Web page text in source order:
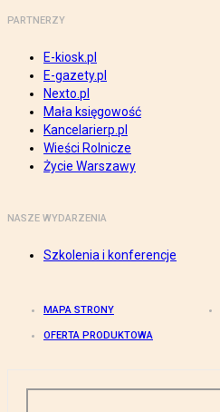
PARTNERZY
E-kiosk.pl
E-gazety.pl
Nexto.pl
Mała księgowość
Kancelarierp.pl
Wieści Rolnicze
Życie Warszawy
NASZE WYDARZENIA
Szkolenia i konferencje
MAPA STRONY
OFERTA PRODUKTOWA